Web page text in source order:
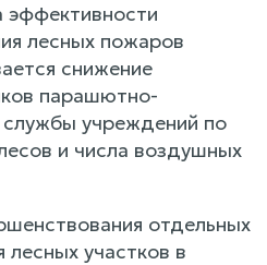
эффективности
лесных пожаров
снижение
парашютно-
учреждений по
и числа воздушных
отдельных
участков в